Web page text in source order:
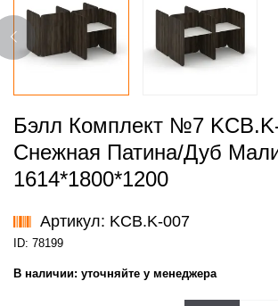
Бэлл Комплект №7
Снежная Патина/Дуб
1614*1800*1200
Артикул: KCB.K-007
ID: 78199
В наличии: уточняйте у менеджера